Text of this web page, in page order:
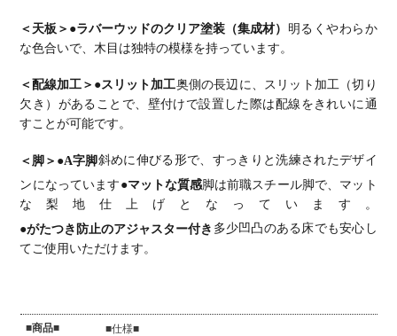
＜天板＞ ●ラバーウッドのクリア塗装（集成材）
明るくやわらか
な色合いで、木目は独特の模様を持っています。
＜配線加工＞ ●スリット加工奥側の長辺に、スリット加工（切り
欠き）があることで、壁付けで設置した際は配線をきれいに通
すことが可能です。
＜脚＞ ●A字脚斜めに伸びる形で、すっきりと洗練されたデザイ
ンになっています ●マットな質感脚は前職スチール脚で、マット
な梨地仕上げとなっています。
●がたつき防止のアジャスター付き 多少凹凸のある床でも安心し
てご使用いただけます。
■商品■ ■仕様■